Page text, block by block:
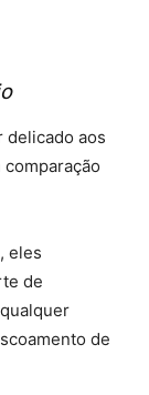
delicado aos
eles
de
de